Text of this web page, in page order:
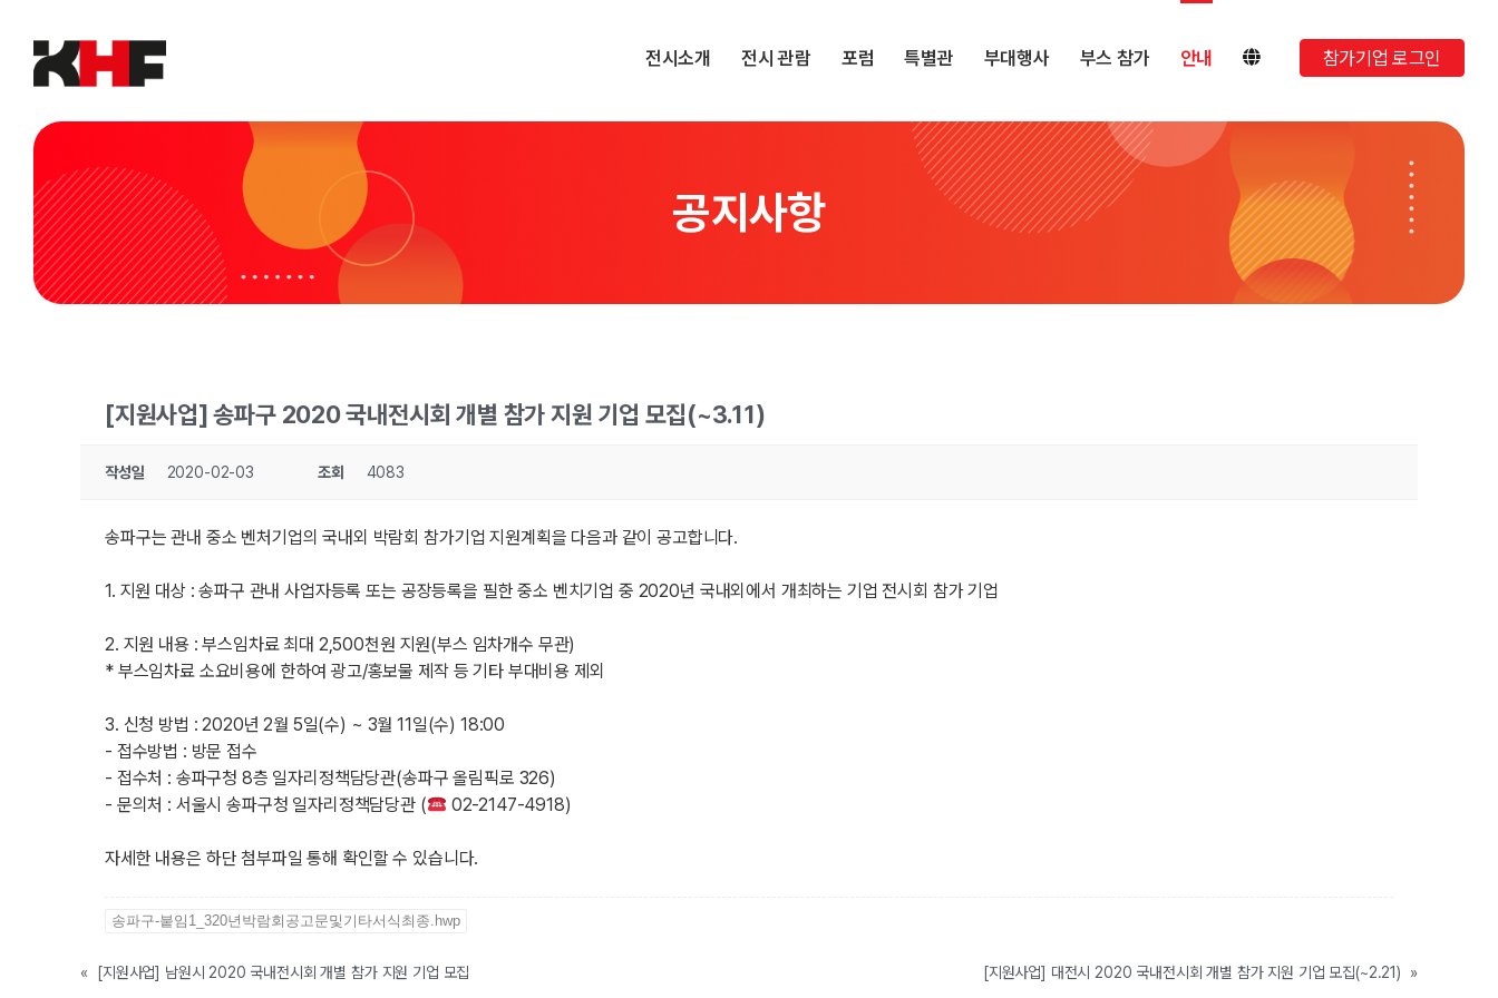
content
전시소개 전시 관람 포럼 특별관 부대행사 부스 참가 안내 참가기업 로그인
공지사항
[지원사업] 송파구 2020 국내전시회 개별 참가 지원 기업 모집(~3.11)
작성일 2020-02-03 조회 4083
송파구는 관내 중소 벤처기업의 국내외 박람회 참가기업 지원계획을 다음과 같이 공고합니다.
1. 지원 대상 : 송파구 관내 사업자등록 또는 공장등록을 필한 중소 벤치기업 중 2020년 국내외에서 개최하는 기업 전시회 참가 기업
2. 지원 내용 : 부스임차료 최대 2,500천원 지원(부스 임차개수 무관)
* 부스임차료 소요비용에 한하여 광고/홍보물 제작 등 기타 부대비용 제외
3. 신청 방법 : 2020년 2월 5일(수) ~ 3월 11일(수) 18:00
- 접수방법 : 방문 접수
- 접수처 : 송파구청 8층 일자리정책담당관(송파구 올림픽로 326)
- 문의처 : 서울시 송파구청 일자리정책담당관 (
02-2147-4918)
자세한 내용은 하단 첨부파일 통해 확인할 수 있습니다.
송파구-붙임1_320년박람회공고문및기타서식최종.hwp
« [지원사업] 남원시 2020 국내전시회 개별 참가 지원 기업 모집 [지원사업] 대전시 2020 국내전시회 개별 참가 지원 기업 모집(~2.21) »